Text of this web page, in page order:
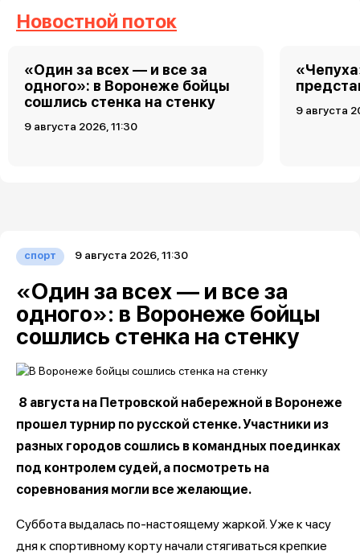
Новостной поток
«Один за всех — и все за
одного»: в Воронеже бойцы
сошлись стенка на стенку
9 августа 2026, 11:30
9 августа
спорт 9 августа 2026, 11:30
«Один за всех — и все за
одного»: в Воронеже бойцы
сошлись стенка на стенку
8 августа на Петровской набережной в Воронеже
прошел турнир по русской стенке. Участники из
разных городов сошлись в командных поединках
под контролем судей, а посмотреть на
соревнования могли все желающие.
Суббота выдалась по-настоящему жаркой. Уже к часу
дня к спортивному корту начали стягиваться крепкие